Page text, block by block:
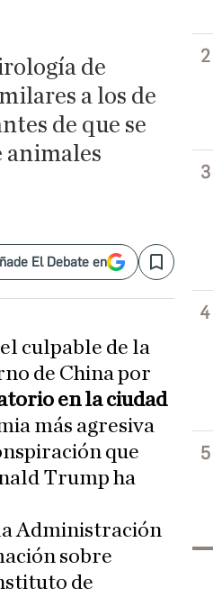
de
a los de
de que se
animales
El Debate en Save
culpable de la
de China por
en la ciudad
más agresiva
que
Trump ha
Administración
sobre
de